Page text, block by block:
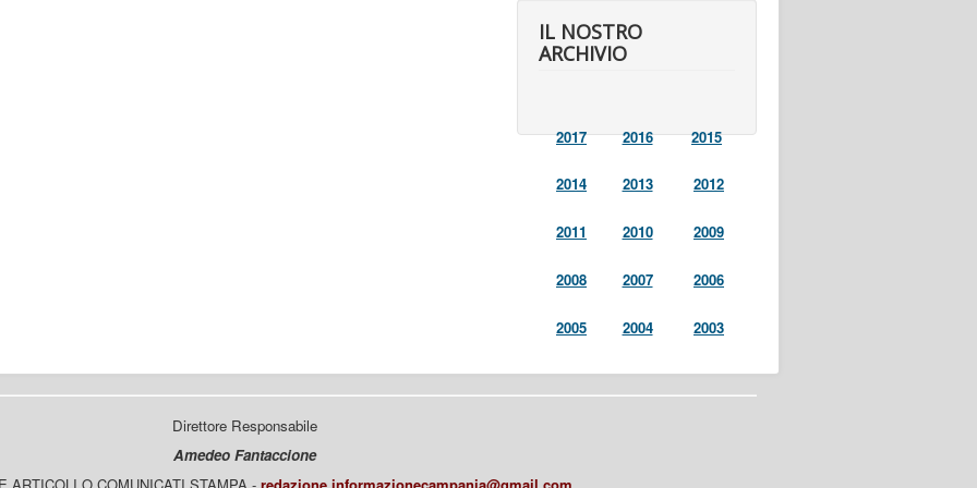
IL NOSTRO
ARCHIVIO
2017 2016 2015
2014 2013 2012
2011 2010 2009
2008 2007 2006
2005 2004 2003
Direttore Responsabile
Amedeo Fantaccione